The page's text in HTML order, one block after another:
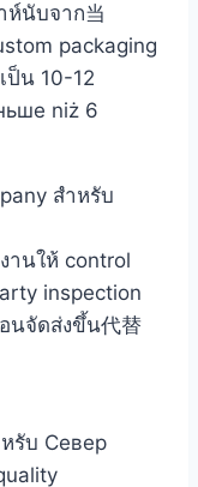
ห์นับจาก当
packaging
ป็น 10-12
niż 6
สำหรับ
านให้ control
inspection
นจัดส่งขึ้น代替
รับ Север